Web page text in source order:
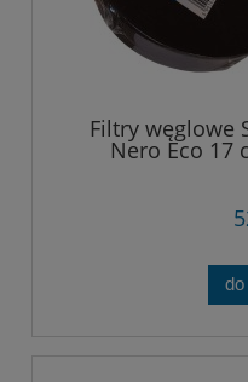
Filtry węglowe
Nero Eco 17